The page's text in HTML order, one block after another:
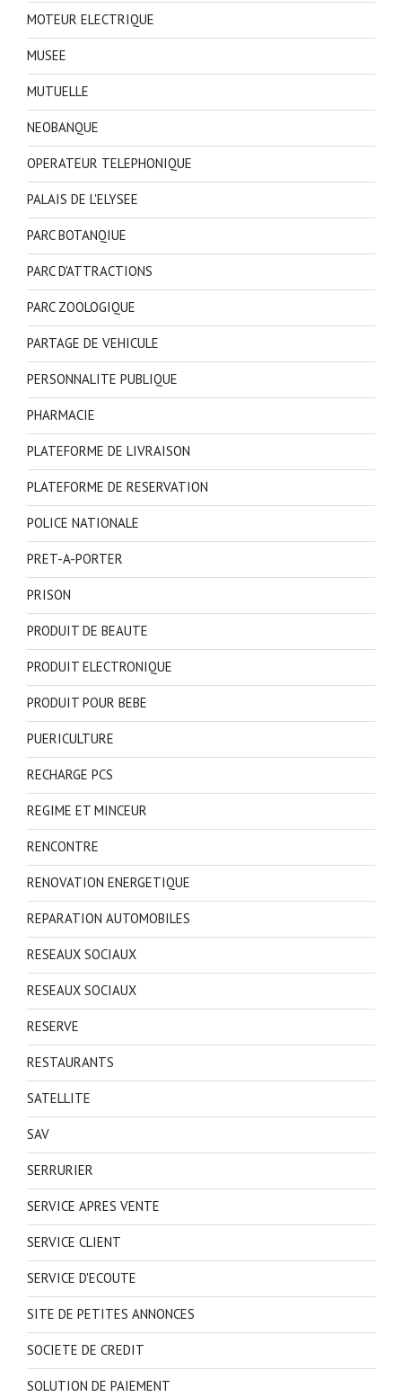
MOTEUR ELECTRIQUE
MUSEE
MUTUELLE
NEOBANQUE
OPERATEUR TELEPHONIQUE
PALAIS DE L'ELYSEE
PARC BOTANQIUE
PARC D'ATTRACTIONS
PARC ZOOLOGIQUE
PARTAGE DE VEHICULE
PERSONNALITE PUBLIQUE
PHARMACIE
PLATEFORME DE LIVRAISON
PLATEFORME DE RESERVATION
POLICE NATIONALE
PRET-A-PORTER
PRISON
PRODUIT DE BEAUTE
PRODUIT ELECTRONIQUE
PRODUIT POUR BEBE
PUERICULTURE
RECHARGE PCS
REGIME ET MINCEUR
RENCONTRE
RENOVATION ENERGETIQUE
REPARATION AUTOMOBILES
RESEAUX SOCIAUX
RESEAUX SOCIAUX
RESERVE
RESTAURANTS
SATELLITE
SAV
SERRURIER
SERVICE APRES VENTE
SERVICE CLIENT
SERVICE D'ECOUTE
SITE DE PETITES ANNONCES
SOCIETE DE CREDIT
SOLUTION DE PAIEMENT